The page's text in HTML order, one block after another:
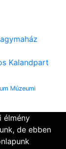
Múzeumi
élmény
de ebben